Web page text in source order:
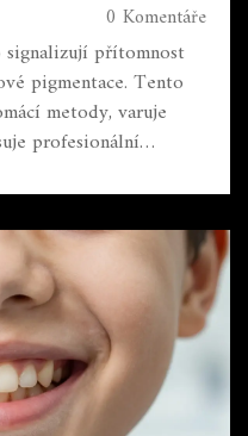
0 Komentáře
signalizují přítomnost
pigmentace. Tento
metody, varuje
profesionální